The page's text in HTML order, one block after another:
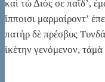
καὶ τὼ Διός σε παῖδ’,
ἵπποισι μαρμαίροντ’
πατὴρ δὲ πρέσβυς
ἱκέτην γενόμενον, τἀμὰ